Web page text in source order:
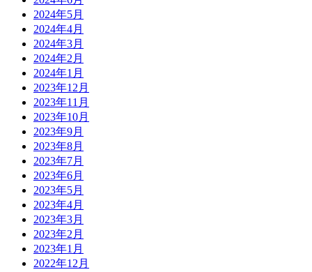
2024年5月
2024年4月
2024年3月
2024年2月
2024年1月
2023年12月
2023年11月
2023年10月
2023年9月
2023年8月
2023年7月
2023年6月
2023年5月
2023年4月
2023年3月
2023年2月
2023年1月
2022年12月